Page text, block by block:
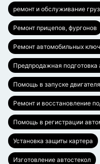
ремонт и обслуживание
Ремонт прицепов, фургонов
Ремонт автомобильных
Предпродажная подготовка
Помощь в запуске
Ремонт и восстановление
Помощь в регистрации
Установка защиты картера
Изготовление автостекол